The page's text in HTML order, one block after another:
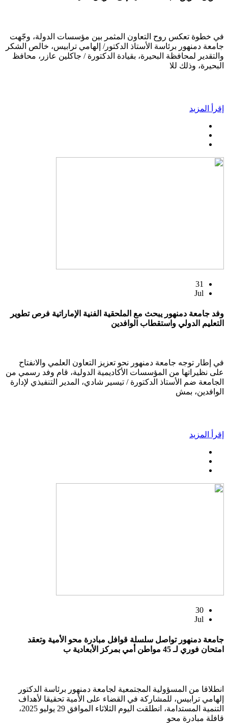
في خطوة تعكس روح التعاون المثمر بين مؤسسات الدولة، وجّهت
جامعة دمنهور برئاسة الأستاذ الدكتور/ إلهامي ترابيس، خالص الشكر
والتقدير لمحافظة البحيرة، بقيادة الدكتورة / جاكلين عازر، محافظ
البحيرة، وذلك للا
إقرأ المزيد
31
Jul
وفد جامعة دمنهور يبحث مع الملحقية الفنية الإماراتية فرص تطوير
التعليم الدولي واستقطاب الوافدين
في إطار توجه جامعة دمنهور نحو تعزيز التعاون العلمي والانفتاح
على نظيراتها من المؤسسات الأكاديمية الدولية، قام وفد رسمي من
الجامعة ضم الأستاذ الدكتورة / تيسير شادي، المدير التنفيذي لإدارة
الوافدين، بمش
إقرأ المزيد
30
Jul
جامعة دمنهور تواصل سلسلة قوافل مبادرة محو الأمية وتعقد
امتحان فوري لـ 45 مواطن أمي بمركز الأبعادية ب
انطلاقا من المسؤولية المجتمعية لجامعة دمنهور برئاسة الدكتور
إلهامي ترابيس، للمشاركة في القضاء على الأمية تحقيقا لأهداف
التنمية المستدامة، انطلقت اليوم الثلاثاء الموافق 29 يوليو 2025،
قافلة مبادرة محو